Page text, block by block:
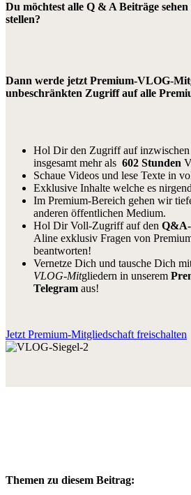
Du möchtest alle Q & A Beiträge
stellen?
Dann werde jetzt Premium-VLOG-
unbeschränkten Zugriff auf alle
Hol Dir den Zugriff auf inzwischen
insgesamt mehr als 602 Stunden
Schaue Videos und lese Texte in
Exklusive Inhalte welche es
Im Premium-Bereich gehen wir
anderen öffentlichen Medium.
Hol Dir Voll-Zugriff auf den
Aline exklusiv Fragen von
beantworten!
Vernetze Dich und tausche Dich
VLOG-Mitgliedern in unserem
Telegram aus!
Jetzt Premium-Mitgliedschaft freischalten
Themen zu diesem Beitrag: